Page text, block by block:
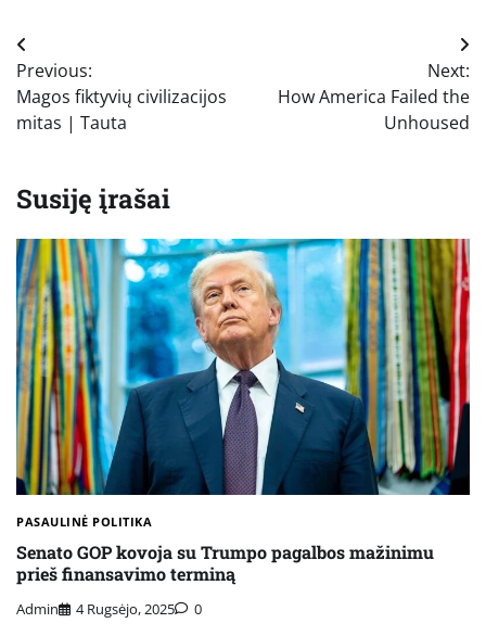
Navigacija
tarp
įrašų
Previous:
Magos fiktyvių civilizacijos
mitas | Tauta
Next:
How America Failed the
Unhoused
Susiję įrašai
PASAULINĖ POLITIKA
Senato GOP kovoja su Trumpo pagalbos mažinimu
prieš finansavimo terminą
Admin 4 Rugsėjo, 2025 0